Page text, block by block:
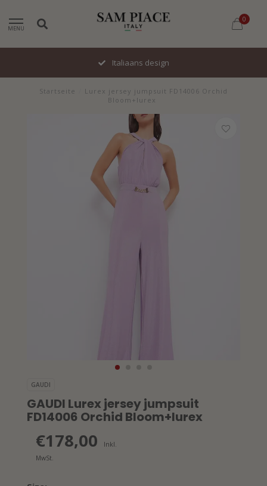
MENU
0
Italiaans design
Startseite
Lurex jersey jumpsuit FD14006 Orchid
Bloom+lurex
GAUDI
GAUDI Lurex jersey jumpsuit
FD14006 Orchid Bloom+lurex
€178,00
Inkl.
MwSt.